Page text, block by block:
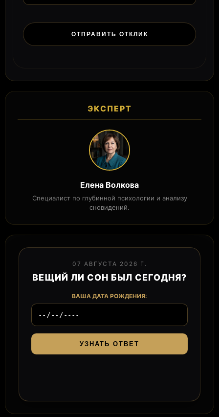
ЭКСПЕРТ
Елена Волкова
Специалист по глубинной психологии и анализу
сновидений.
07 АВГУСТА 2026 Г.
ВЕЩИЙ ЛИ СОН БЫЛ СЕГОДНЯ?
ВАША ДАТА РОЖДЕНИЯ:
УЗНАТЬ ОТВЕТ